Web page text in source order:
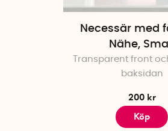
Necessär med
Nähe,
Transparent front
baksidan
200 kr
Köp